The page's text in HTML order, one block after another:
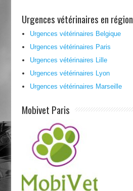
Urgences vétérinaires en région
Urgences vétérinaires Belgique
Urgences vétérinaires Paris
Urgences vétérinaires Lille
Urgences vétérinaires Lyon
Urgences vétérinaires Marseille
Mobivet Paris